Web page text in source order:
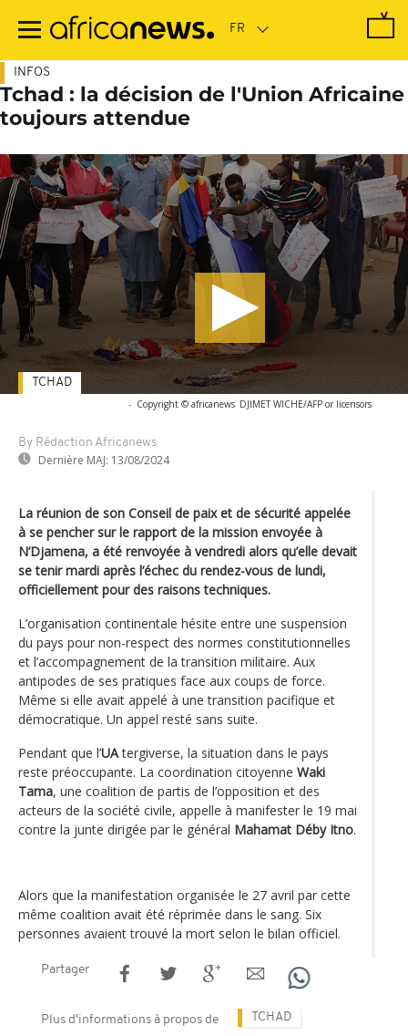
contenu
INFOS
Tchad : la décision de l'Union Africaine
toujours attendue
- Copyright © africanews DJIMET WICHE/AFP or licensors
By Rédaction Africanews
Dernière MAJ: 13/08/2024
TCHAD
La réunion de son Conseil de paix et de sécurité appelée
à se pencher sur le rapport de la mission envoyée à
N’Djamena, a été renvoyée à vendredi alors qu’elle devait
se tenir mardi après l’échec du rendez-vous de lundi,
officiellement pour des raisons techniques.
L’organisation continentale hésite entre une suspension
du pays pour non-respect des normes constitutionnelles
et l’accompagnement de la transition militaire. Aux
antipodes de ses pratiques face aux coups de force.
Même si elle avait appelé à une transition pacifique et
démocratique. Un appel resté sans suite.
Pendant que l’UAtergiverse, la situation dans le pays
reste préoccupante. La coordination citoyenne Waki
Tama, une coalition de partis de l’opposition et des
acteurs de la société civile, appelle à manifester le 19 mai
contre la junte dirigée par le général Mahamat Déby Itno.
Alors que la manifestation organisée le 27 avril par cette
même coalition avait été réprimée dans le sang. Six
personnes avaient trouvé la mort selon le bilan officiel.
Partager
Plus d'informations à propos de TCHAD